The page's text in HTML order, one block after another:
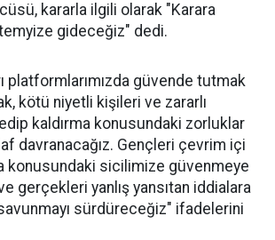
kararla ilgili olarak "Karara
temyize gideceğiz" dedi.
platformlarımızda güvende tutmak
kötü niyetli kişileri ve zararlı
kaldırma konusundaki zorluklar
davranacağız. Gençleri çevrim içi
konusundaki sicilimize güvenmeye
gerçekleri yanlış yansıtan iddialara
sürdüreceğiz" ifadelerini